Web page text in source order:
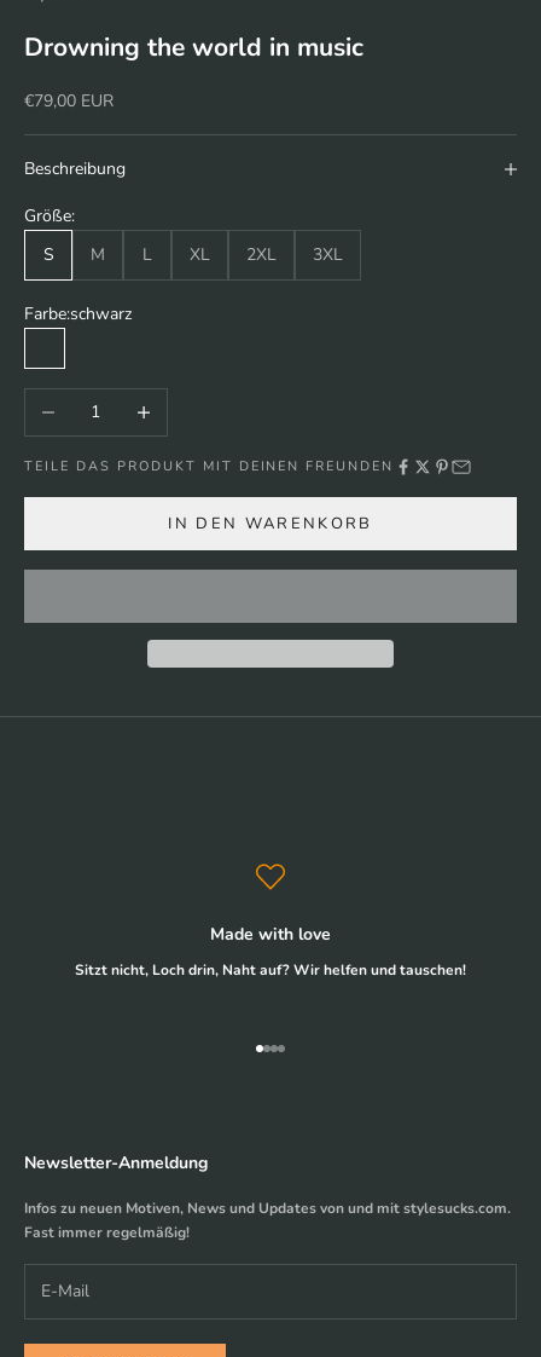
Drowning the world in music
Angebot
€79,00 EUR
Beschreibung
Größe:
S
M L XL 2XL 3XL
Farbe:schwarz
Anzahl verringernAnzahl erhöhen
TEILE DAS PRODUKT MIT DEINEN FREUNDEN
IN DEN WARENKORB
Made with love
Sitzt nicht, Loch drin, Naht auf? Wir helfen und tauschen!
Gehe zu Element 1
Gehe zu Element 2
Gehe zu Element 3
Gehe zu Element 4
Newsletter-Anmeldung
Infos zu neuen Motiven, News und Updates von und mit stylesucks.com.
Fast immer regelmäßig!